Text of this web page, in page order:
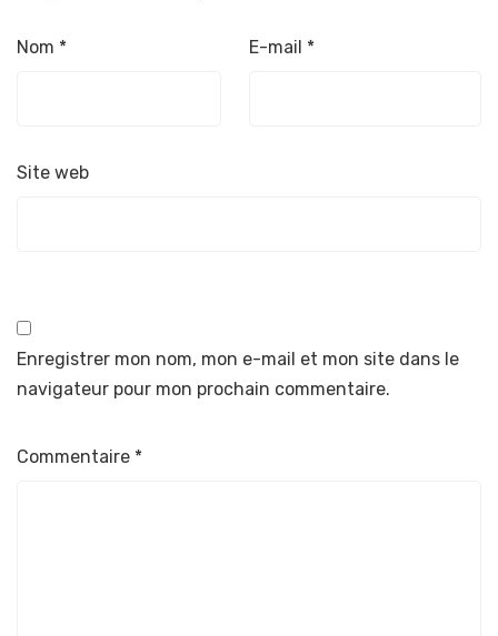
Nom * E-mail *
Site web
Enregistrer mon nom, mon e-mail et mon site dans le
navigateur pour mon prochain commentaire.
Commentaire *